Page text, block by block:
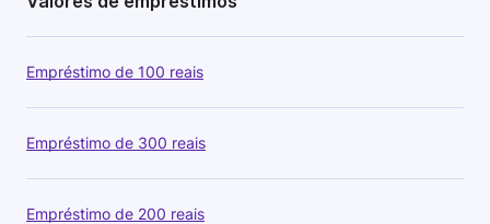
Empréstimo de 100 reais
Empréstimo de 300 reais
Empréstimo de 200 reais